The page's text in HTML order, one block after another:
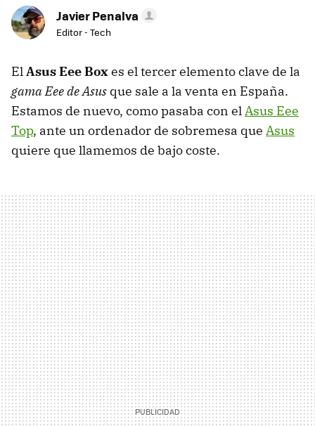
Javier Penalva
Editor - Tech
ElAsus Eee Boxes el tercer elemento clave de la
gama Eee de Asus que sale a la venta en España.
Estamos de nuevo, como pasaba con elAsus Eee
Top, ante un ordenador de sobremesa que Asus
quiere que llamemos de bajo coste.